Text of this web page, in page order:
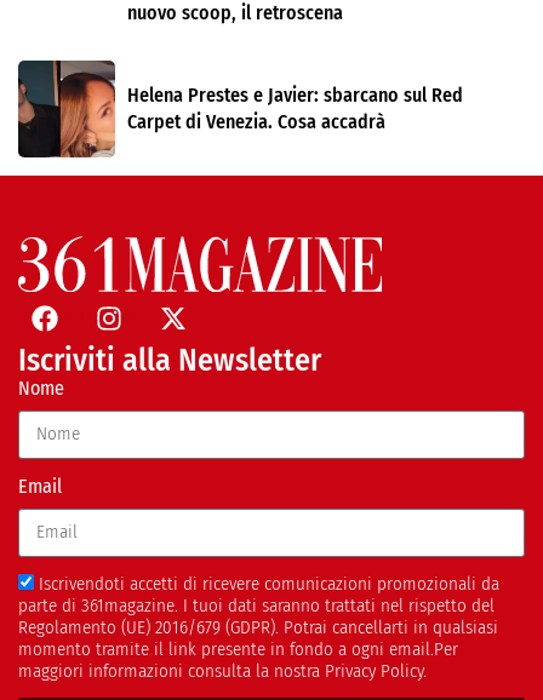
nuovo scoop, il retroscena
Helena Prestes e Javier: sbarcano sul Red
Carpet di Venezia. Cosa accadrà
Iscriviti alla Newsletter
Nome
Email
Iscrivendoti accetti di ricevere comunicazioni promozionali da
parte di 361magazine. I tuoi dati saranno trattati nel rispetto del
Regolamento (UE) 2016/679 (GDPR). Potrai cancellarti in qualsiasi
momento tramite il link presente in fondo a ogni email.Per
maggiori informazioni consulta la nostra Privacy Policy.